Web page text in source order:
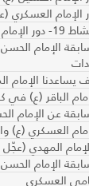
الإمام العسكري
(عليه السلام)- مرحلة الكشافة والمرشدات
الإمام
يساعدنا الإمام
الباقر (ع) في
عن الإمام
العسكري (ع)
المهدي
الإمام
العسكري